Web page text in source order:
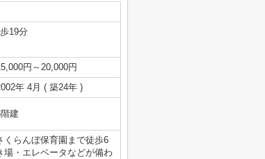
19分
円～20,000円
年 4月 ( 築24年 )
建
くらんぼ保育園まで徒歩6
・エレベータなどが備わ